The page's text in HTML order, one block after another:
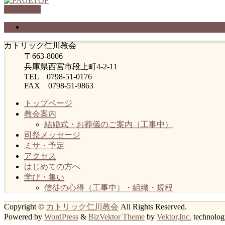
カトリック仁川教会
〒663-8006
兵庫県西宮市段上町4-2-11
TEL 0798-51-0176
FAX 0798-51-9863
トップページ
教会案内
結婚式・お葬儀のご案内（工事中）
司祭メッセージ
ミサ・予定
アクセス
はじめての方へ
学び・集い
信徒の心得（工事中）・組織・規程
Copyright © カトリック仁川教会 All Rights Reserved.
Powered by WordPress & BizVektor Theme by Vektor,Inc.